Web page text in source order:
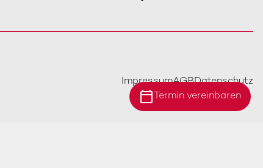
calendar_today Termin vereinbaren
ImpressumAGBDatenschutz